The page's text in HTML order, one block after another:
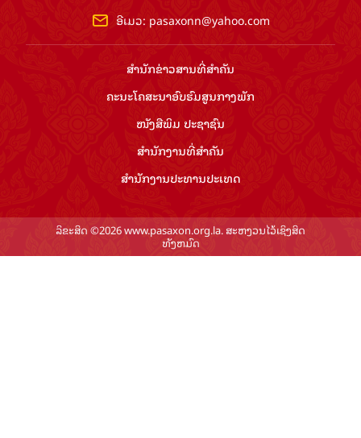
ອີເມວ: pasaxonn@yahoo.com
ສຳ​ນັກ​ຂ່າວ​ສານ​ທີ່​ສຳ​ຄັນ​
ຄະນະໂຄສະນາອົບຮົມ​ສູນ​ກາງ​ພັກ
ໜັງສືພິມ ປະ​ຊາ​ຊົນ
ສຳ​ນັກ​ງານ​ທີ່​ສຳ​ຄັນ
ສຳ​ນັກ​ງານ​ປະ​ທານ​ປະ​ເທດ
ລິຂະສິດ ©2026 www.pasaxon.org.la. ສະຫງວນໄວ້ເຊິງສິດ
ທັງຫມົດ